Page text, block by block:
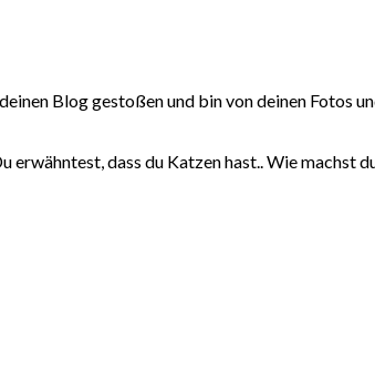
Blog gestoßen und bin von deinen Fotos
erwähntest, dass du Katzen hast.. Wie machst